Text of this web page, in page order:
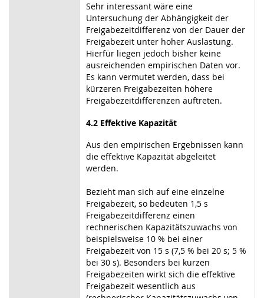
Sehr interessant wäre eine
Untersuchung der Abhängigkeit der
Freigabezeitdifferenz von der Dauer der
Freigabezeit unter hoher Auslastung.
Hierfür liegen jedoch bisher keine
ausreichenden empirischen Daten vor.
Es kann vermutet werden, dass bei
kürzeren Freigabezeiten höhere
Freigabezeitdifferenzen auftreten.
4.2 Effektive Kapazität
Aus den empirischen Ergebnissen kann
die effektive Kapazität abgeleitet
werden.
Bezieht man sich auf eine einzelne
Freigabezeit, so bedeuten 1,5 s
Freigabezeitdifferenz einen
rechnerischen Kapazitätszuwachs von
beispielsweise 10 % bei einer
Freigabezeit von 15 s (7,5 % bei 20 s; 5 %
bei 30 s). Besonders bei kurzen
Freigabezeiten wirkt sich die effektive
Freigabezeit wesentlich aus